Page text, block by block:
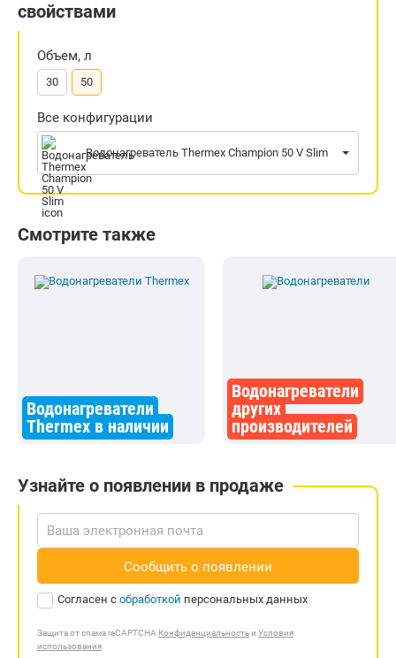
свойствами
Объем, л
30 50
Все конфигурации
Водонагреватель Thermex Champion 50 V Slim
Смотрите также
Водонагреватели
Thermex в наличии
Водонагреватели
других
производителей
Узнайте о появлении в продаже
Сообщить о появлении
Согласен с обработкой персональных данных
Защита от спама reCAPTCHA Конфиденциальностьи Условия
использования